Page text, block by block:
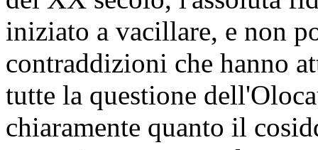
iniziato a vacillare, e non
contraddizioni che hanno
tutte la questione
chiaramente quanto il